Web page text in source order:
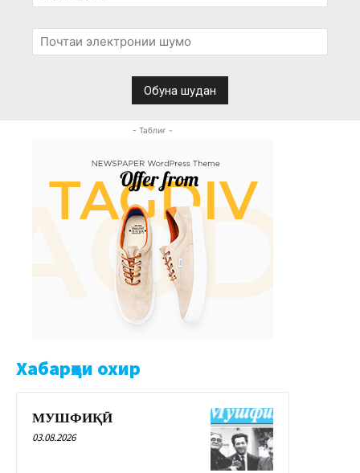
- Таблиғ -
Хабарҳои охир
МУШФИҚӢ
03.08.2026